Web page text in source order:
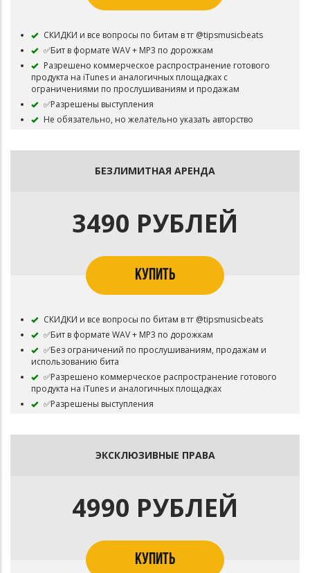
СКИДКИ и все вопросы по битам в тг @tipsmusicbeats
✅Бит в формате WAV + MP3 по дорожкам
Разрешено коммерческое распространение готового
продукта на iTunes и аналогичных площадках с
ограничениями по прослушиваниям и продажам
✅Разрешены выступления
Не обязательно, но желательно указать авторство
БЕЗЛИМИТНАЯ АРЕНДА
3490 РУБЛЕЙ
КУПИТЬ
СКИДКИ и все вопросы по битам в тг @tipsmusicbeats
✅Бит в формате WAV + MP3 по дорожкам
✅Без ограничений по прослушиваниям, продажам и
использованию бита
✅Разрешено коммерческое распространение готового
продукта на iTunes и аналогичных площадках
✅Разрешены выступления
⛔Бит остаётся в продаже
ЭКСКЛЮЗИВНЫЕ ПРАВА
4990 РУБЛЕЙ
КУПИТЬ